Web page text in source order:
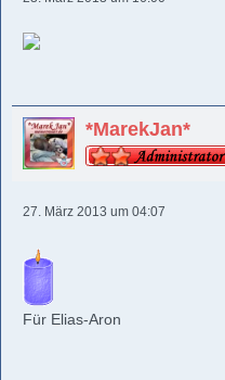
*MarekJan*
27. März 2013 um 04:07
Für Elias-Aron